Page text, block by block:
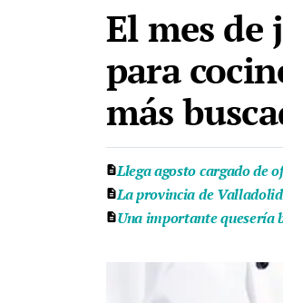
El mes de
para
más
Llega agosto cargado de
La provincia de
Una importante quesería